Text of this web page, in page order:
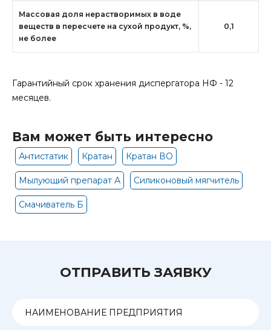
Массовая доля нерастворимых в воде
веществ в пересчете на сухой продукт, %,
не более
0,1
Гарантийный срок хранения диспергатора НФ - 12
месяцев.
Вам может быть интересно
Антистатик Кратан Кратан ВО
Мылующий препарат А Силиконовый мягчитель
Смачиватель Б
ОТПРАВИТЬ ЗАЯВКУ